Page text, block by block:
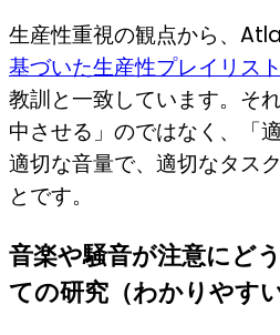
生産性重視の観点から、
基づいた生産性プレイリスト
教訓と一致しています。そ
中させる」のではなく、「
適切な音量で、適切なタス
とです。
音楽や騒音が注意にど
ての研究（わかりやすい